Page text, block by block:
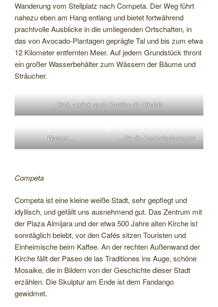
Wanderung vom Stellplatz nach Competa. Der Weg führt
nahezu eben am Hang entlang und bietet fortwährend
prachtvolle Ausblicke in die umliegenden Ortschaften, in
das von Avocado-Plantagen geprägte Tal und bis zum etwa
12 Kilometer entfernten Meer. Auf jedem Grundstück thront
ein großer Wasserbehälter zum Wässern der Bäume und
Sträucher.
Blick zurück nach Canillas de Albaida
Wasser…. …für die Avokadoplantagen
Competa
Competa ist eine kleine weiße Stadt, sehr gepflegt und
idyllisch, und gefällt uns ausnehmend gut. Das Zentrum mit
der Plaza Almijara und der etwa 500 Jahre alten Kirche ist
sonntäglich belebt, vor den Cafés sitzen Touristen und
Einheimische beim Kaffee. An der rechten Außenwand der
Kirche fällt der Paseo de las Traditiones ins Auge, schöne
Mosaike, die in Bildern von der Geschichte dieser Stadt
erzählen. Die Skulptur am Ende ist dem Fandango
gewidmet.